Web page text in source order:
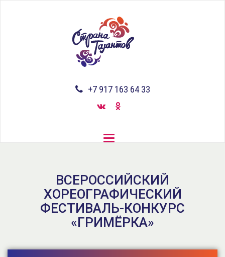
Toggle
+7 917 163 64 33
ВСЕРОССИЙСКИЙ
ХОРЕОГРАФИЧЕСКИЙ
ФЕСТИВАЛЬ-КОНКУРС
«ГРИМЁРКА»